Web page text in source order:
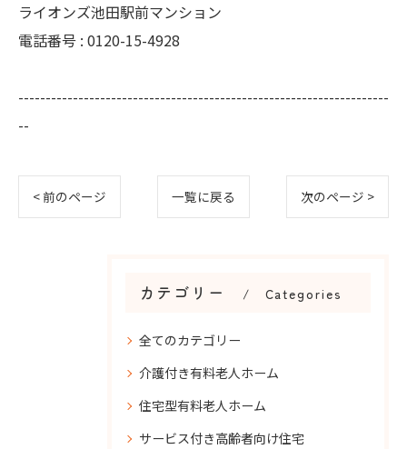
ライオンズ池田駅前マンション
電話番号 : 0120-15-4928
--------------------------------------------------------------------
--
< 前のページ 一覧に戻る 次のページ >
カテゴリー Categories
全てのカテゴリー
介護付き有料老人ホーム
住宅型有料老人ホーム
サービス付き高齢者向け住宅